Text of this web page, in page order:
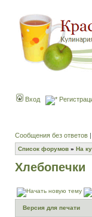
Вход
Сообщения без ответов |
Список форумов » На
Хлебопечки
Версия для печати